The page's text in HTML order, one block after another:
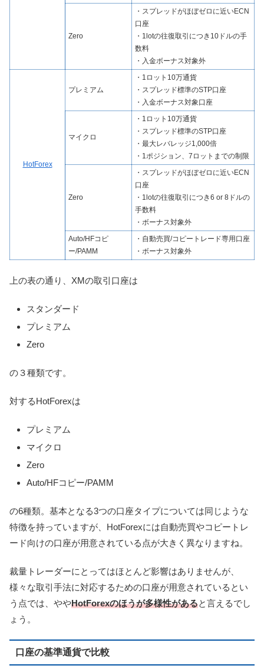
Zero
・スプレッドがほぼゼロに近いECN
口座
・1lotの往復取引につき10ドルの手
数料
・入金ボーナス対象外
HotForex
プレミアム
・1ロット10万通貨
・スプレッド標準のSTP口座
・入金ボーナス対象口座
マイクロ
・1ロット10万通貨
・スプレッド標準のSTP口座
・最大レバレッジ1,000倍
・1ポジション、7ロットまでの制限
Zero
・スプレッドがほぼゼロに近いECN
口座
・1lotの往復取引につき6 or 8ドルの
手数料
・ボーナス対象外
Auto/HFコピ
ー/PAMM
・自動売買/コピートレード専用口座
・ボーナス対象外
上の表の通り、XMの取引口座は
スタンダード
プレミアム
Zero
の３種類です。
対するHotForexは
プレミアム
マイクロ
Zero
Auto/HFコピー/PAMM
の6種類。基本となる3つの口座タイプについては同じような
特徴を持っていますが、HotForexには自動売買やコピートレ
ード向けの口座が用意されている点が大きく異なりますね。
裁量トレーダーにとってはほとんど影響はありませんが、
様々な取引手法に対応するための口座が用意されているとい
う点では、ややHotForexのほうが多様性があると言えるでし
ょう。
口座の基準通貨で比較